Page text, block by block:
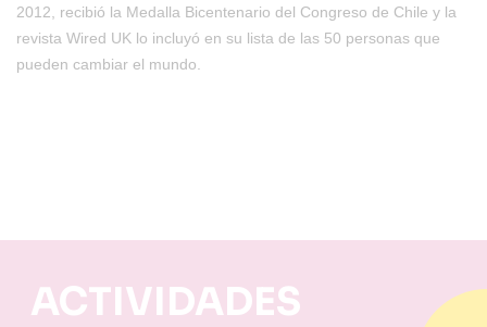
2012, recibió la Medalla Bicentenario del Congreso de Chile y la
revista Wired UK lo incluyó en su lista de las 50 personas que
pueden cambiar el mundo.
ACTIVIDADES